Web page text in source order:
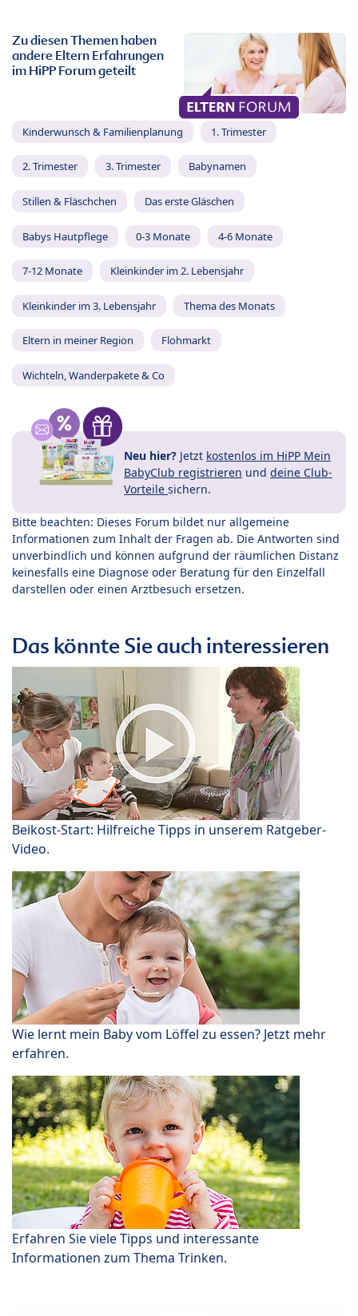
Zu diesen Themen haben
andere Eltern Erfahrungen
im HiPP Forum geteilt
Kinderwunsch & Familienplanung 1. Trimester
2. Trimester 3. Trimester Babynamen
Stillen & Fläschchen Das erste Gläschen
Babys Hautpflege 0-3 Monate 4-6 Monate
7-12 Monate Kleinkinder im 2. Lebensjahr
Kleinkinder im 3. Lebensjahr Thema des Monats
Eltern in meiner Region Flohmarkt
Wichteln, Wanderpakete & Co
Neu hier? Jetzt kostenlos im HiPP Mein
BabyClub registrieren und deine Club-
Vorteile sichern.
Bitte beachten: Dieses Forum bildet nur allgemeine
Informationen zum Inhalt der Fragen ab. Die Antworten sind
unverbindlich und können aufgrund der räumlichen Distanz
keinesfalls eine Diagnose oder Beratung für den Einzelfall
darstellen oder einen Arztbesuch ersetzen.
Das könnte Sie auch interessieren
Beikost-Start: Hilfreiche Tipps in unserem Ratgeber-
Video.
Wie lernt mein Baby vom Löffel zu essen? Jetzt mehr
erfahren.
Erfahren Sie viele Tipps und interessante
Informationen zum Thema Trinken.